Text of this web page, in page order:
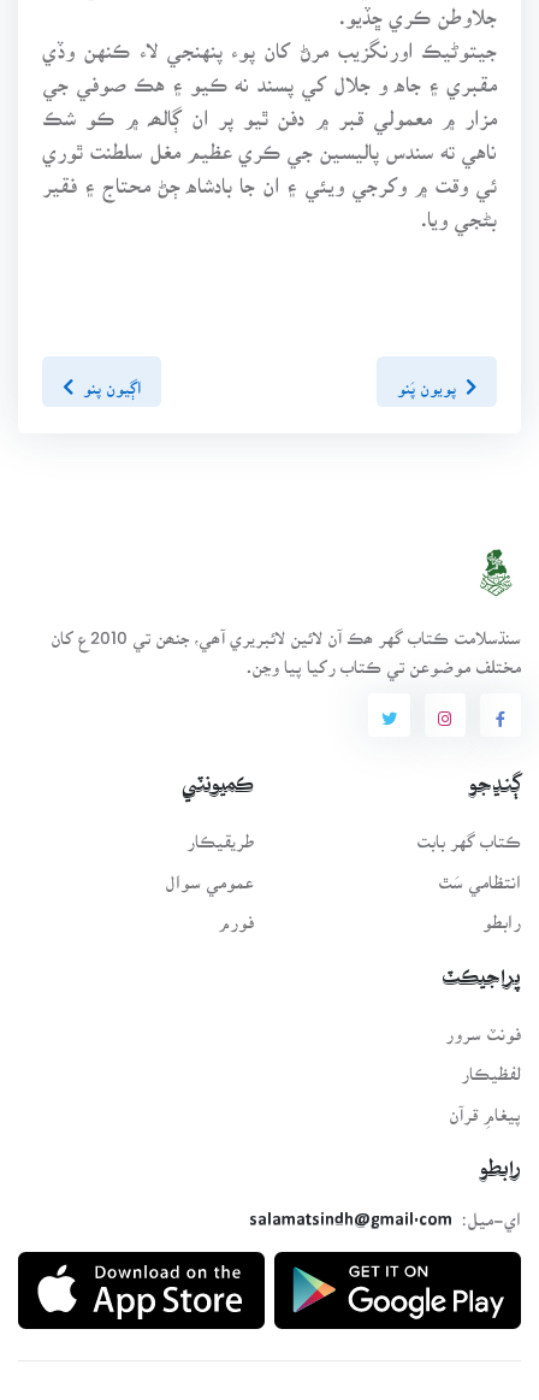
جلاوطن ڪري ڇڏيو.
جيتوڻيڪ اورنگزيب مرڻ کان پوء پنهنجي لاء ڪنهن وڏي
مقبري ۽ جاه و جلال کي پسند نه ڪيو ۽ هڪ صوفي جي
مزار ۾ معمولي قبر ۾ دفن ٿيو پر ان ڳالھہ ۾ ڪو شڪ
ناهي ته سندس پاليسين جي ڪري عظيم مغل سلطنت ٿوري
ئي وقت ۾ وکرجي ويئي ۽ ان جا بادشاه ڄڻ محتاج ۽ فقير
بڻجي ويا.
پويون پَنو اڳيون پنو
سنڌسلامت ڪتاب گهر ھڪ آن لائين لائبريري آھي، جنھن تي 2010ع کان
مختلف موضوعن تي ڪتاب رکيا پيا وڃن.
ڳنڍجو
ڪتاب گهر بابت
انتظامي سَٿ
رابطو
ڪميونٽي
طريقيڪار
عمومي سوال
فورم
پراجيڪٽ
لفظيڪار
پيغامِ قرآن
رابطو
اي-ميل:
salamatsindh@gmail.com